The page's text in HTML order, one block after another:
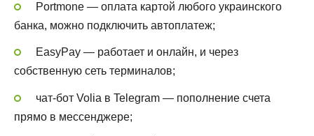
Portmone — оплата картой любого украинского
банка, можно подключить автоплатеж;
EasyPay — работает и онлайн, и через
собственную сеть терминалов;
чат-бот Volia в Telegram — пополнение счета
прямо в мессенджере;